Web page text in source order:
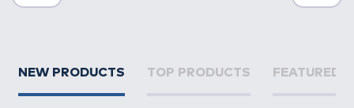
NEW PRODUCTS TOP PRODUCTS FEATURED